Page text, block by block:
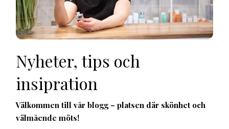
Nyheter, tips och
insipration
Välkommen till vår blogg – platsen där skönhet och
välmående möts!